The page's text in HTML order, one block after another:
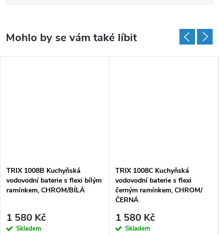
TRIX 1008B Kuchyňská
vodovodní baterie s flexi bílým
ramínkem, CHROM/BÍLÁ
1 580 Kč
Skladem
TRIX 1008C Kuchyňská
vodovodní baterie s flexi
černým ramínkem, CHROM/
ČERNÁ
1 580 Kč
Skladem